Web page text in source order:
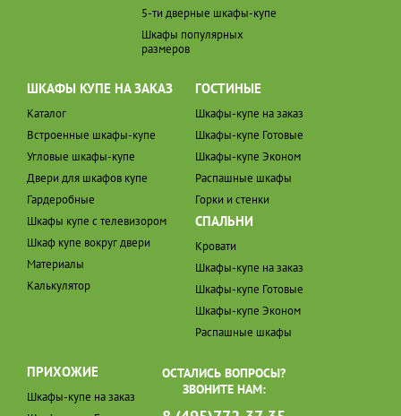
5-ти дверные шкафы-купе
Шкафы популярных
размеров
ШКАФЫ КУПЕ НА ЗАКАЗ
Каталог
Встроенные шкафы-купе
Угловые шкафы-купе
Двери для шкафов купе
Гардеробные
Шкафы купе с телевизором
Шкаф купе вокруг двери
Материалы
Калькулятор
ГОСТИНЫЕ
Шкафы-купе на заказ
Шкафы-купе Готовые
Шкафы-купе Эконом
Распашные шкафы
Горки и стенки
СПАЛЬНИ
Кровати
Шкафы-купе на заказ
Шкафы-купе Готовые
Шкафы-купе Эконом
Распашные шкафы
ПРИХОЖИЕ
Шкафы-купе на заказ
ОСТАЛИСЬ ВОПРОСЫ?
ЗВОНИТЕ НАМ: